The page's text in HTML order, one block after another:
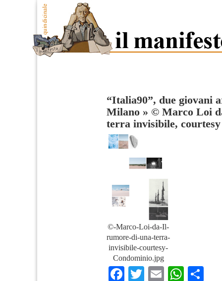
“Italia90”, due giovani
Milano » © Marco Loi
terra invisibile,
©-Marco-Loi-da-Il-
rumore-di-una-terra-
invisibile-courtesy-
Condominio.jpg
Facebook
TwitterEmail